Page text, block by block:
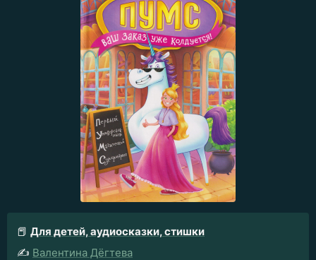
📕 Для детей, аудиосказки, стишки
✍️ Валентина Дёгтева